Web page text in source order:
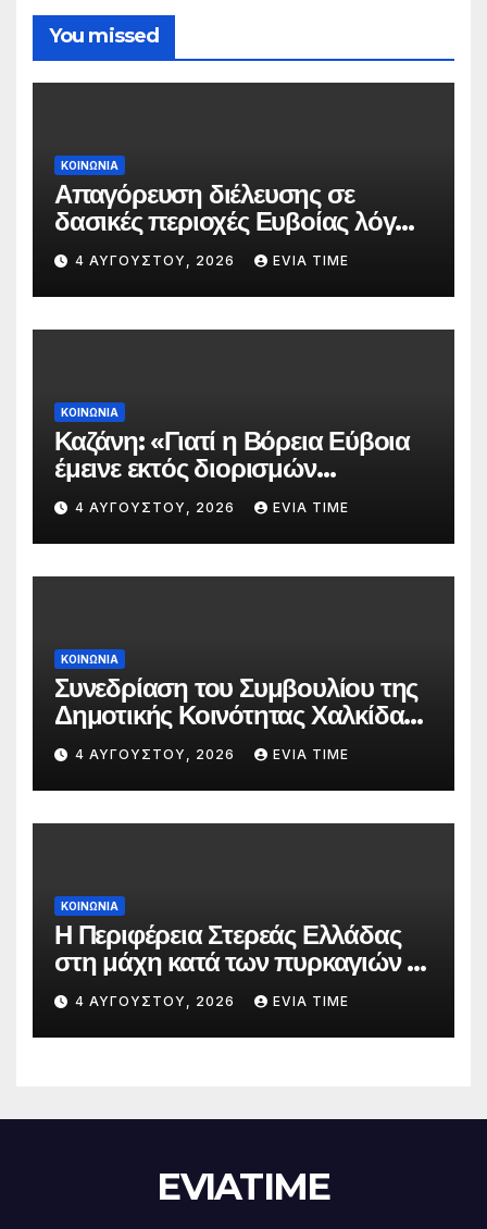
You missed
ΚΟΙΝΩΝΙΑ
Απαγόρευση διέλευσης σε
δασικές περιοχές Ευβοίας λόγω
πολύ υψηλού κινδύνου
πυρκαγιάς
4 ΑΥΓΟΎΣΤΟΥ, 2026 EVIA TIME
ΚΟΙΝΩΝΙΑ
Καζάνη: «Γιατί η Βόρεια Εύβοια
έμεινε εκτός διορισμών
δασκάλων;»
4 ΑΥΓΟΎΣΤΟΥ, 2026 EVIA TIME
ΚΟΙΝΩΝΙΑ
Συνεδρίαση του Συμβουλίου της
Δημοτικής Κοινότητας Χαλκίδας
την 5 Αυγούστου
4 ΑΥΓΟΎΣΤΟΥ, 2026 EVIA TIME
ΚΟΙΝΩΝΙΑ
Η Περιφέρεια Στερεάς Ελλάδας
στη μάχη κατά των πυρκαγιών –
Δράσεις και στήριξη σε πέντε
περιφερειακές ενότητες
4 ΑΥΓΟΎΣΤΟΥ, 2026 EVIA TIME
EVIATIME